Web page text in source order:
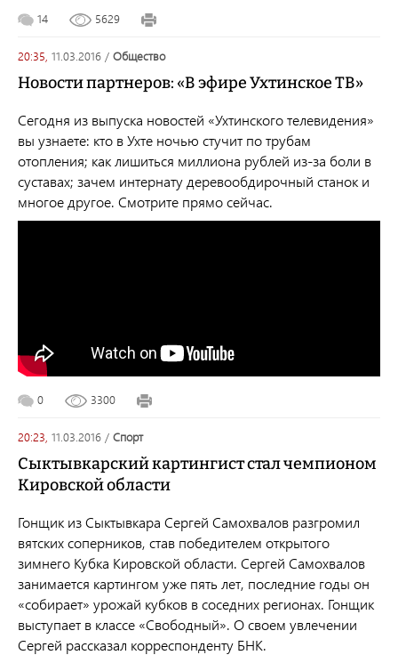
14 5629
20:35, 11.03.2016 / общество
Новости партнеров: «В эфире Ухтинское ТВ»
Сегодня из выпуска новостей «Ухтинского телевидения»
вы узнаете: кто в Ухте ночью стучит по трубам
отопления; как лишиться миллиона рублей из-за боли в
суставах; зачем интернату деревообдирочный станок и
многое другое. Смотрите прямо сейчас.
0 3300
20:23, 11.03.2016 / спорт
Сыктывкарский картингист стал чемпионом
Кировской области
Гонщик из Сыктывкара Сергей Самохвалов разгромил
вятских соперников, став победителем открытого
зимнего Кубка Кировской области. Сергей Самохвалов
занимается картингом уже пять лет, последние годы он
«собирает» урожай кубков в соседних регионах. Гонщик
выступает в классе «Свободный». О своем увлечении
Сергей рассказал корреспонденту БНК.